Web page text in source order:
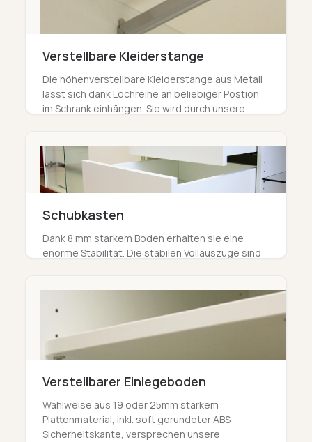
Verstellbare Kleiderstange
Die höhenverstellbare Kleiderstange aus Metall
lässt sich dank Lochreihe an beliebiger Postion
im Schrank einhängen. Sie wird durch unsere
Schubkasten
Dank 8 mm starkem Boden erhalten sie eine
enorme Stabilität. Die stabilen Vollauszüge sind
Verstellbarer Einlegeboden
Wahlweise aus 19 oder 25mm starkem
Plattenmaterial, inkl. soft gerundeter ABS
Sicherheitskante, versprechen unsere